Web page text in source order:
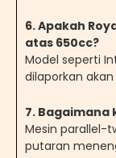
6.Apakah
atas 650cc?
Model seperti
dilaporkan
7. Bagaimana
Mesin parallel-
putaran